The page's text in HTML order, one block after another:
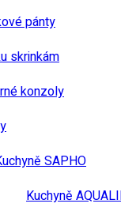
pánty
skrinkám
konzoly
SAPHO
Kuchyně